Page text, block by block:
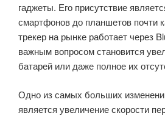
гаджеты. Его присутствие
смартфонов до планшетов почти
трекер на рынке работает через
важным вопросом становится
батарей или даже полное их
Одно из самых больших
является увеличение скорости